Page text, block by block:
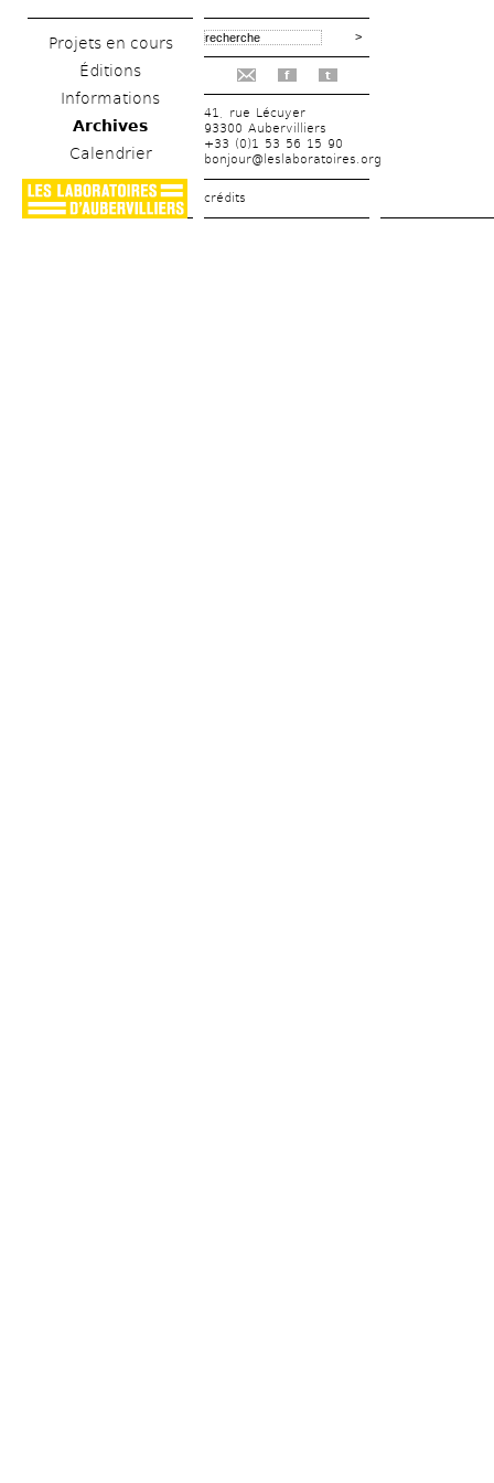
Projets en cours
Éditions
Informations
Archives
Calendrier
f t
41, rue Lécuyer
93300 Aubervilliers
+33 (0)1 53 56 15 90
bonjour@leslaboratoires.org
crédits